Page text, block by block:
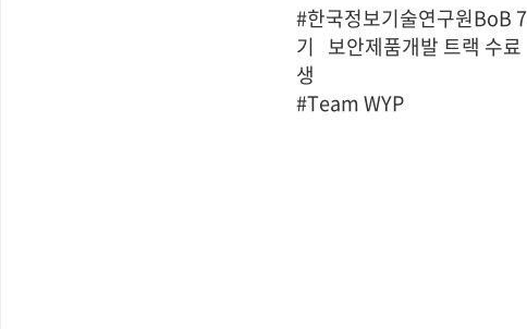
#한국정보기술연구원BoB 7
기   보안제품개발 트랙 수료
생
#Team WYP